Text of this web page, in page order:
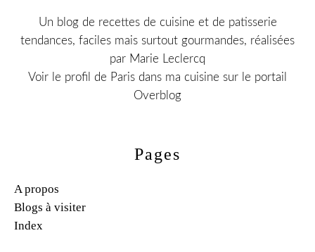
Pages
A propos
Blogs à visiter
Index
Un blog de recettes de cuisine et de patisserie
tendances, faciles mais surtout gourmandes, réalisées
par Marie Leclercq
Voir le profil de Paris dans ma cuisine sur le portail
Overblog